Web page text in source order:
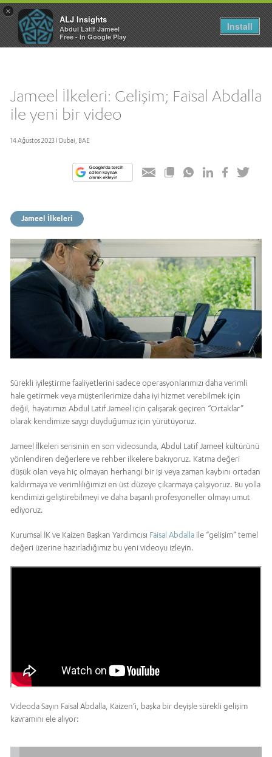
×
ALJ Insights
Abdul Latif Jameel
Free - In Google Play
Install
Toggle
navigation
Jameel İlkeleri: Gelişim; Faisal Abdalla
ile yeni bir video
14 Ağustos 2023 I Dubai, BAE
Jameel İlkeleri
Sürekli iyileştirme faaliyetlerini sadece operasyonlarımızı daha verimli
hale getirmek veya müşterilerimize daha iyi hizmet verebilmek için
değil, hayatımızı Abdul Latif Jameel için çalışarak geçiren “Ortaklar”
olarak kendimize saygı duyduğumuz için yürütüyoruz.
Jameel İlkeleri serisinin en son videosunda, Abdul Latif Jameel kültürünü
yönlendiren değerlere ve rehber ilkelere bakıyoruz. Katma değeri
düşük olan veya hiç olmayan herhangi bir işi veya zaman kaybını ortadan
kaldırmaya ve verimliliğimizi en üst düzeye çıkarmaya çalışıyoruz. Bu yolla
kendimizi geliştirebilmeyi ve daha başarılı profesyoneller olmayı umut
ediyoruz.
Kurumsal İK ve Kaizen Başkan Yardımcısı Faisal Abdalla ile “gelişim” temel
değeri üzerine hazırladığımız bu yeni videoyu izleyin.
Videoda Sayın Faisal Abdalla, Kaizen’i, başka bir deyişle sürekli gelişim
kavramını ele alıyor: